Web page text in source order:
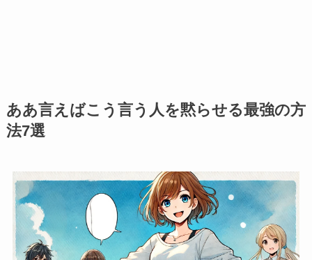
ああ言えばこう言う人を黙らせる最強の方
法7選